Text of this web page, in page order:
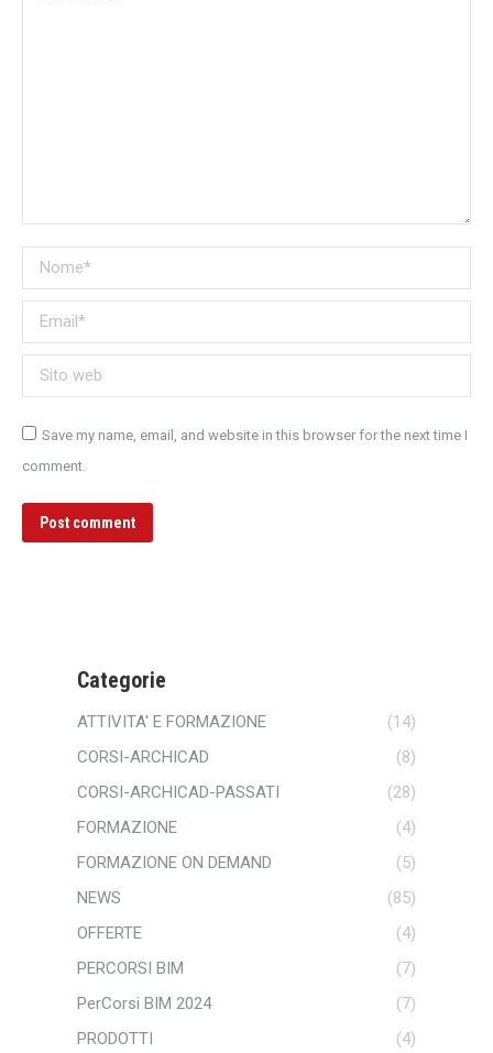
Nome *
Email *
Sito web
Save my name, email, and website in this browser for the next time I
comment.
Post comment
Categorie
ATTIVITA' E FORMAZIONE
(14)
CORSI-ARCHICAD
(8)
CORSI-ARCHICAD-PASSATI
(28)
FORMAZIONE
(4)
FORMAZIONE ON DEMAND
(5)
NEWS
(85)
OFFERTE
(4)
PERCORSI BIM
(7)
PerCorsi BIM 2024
(7)
PRODOTTI
(4)